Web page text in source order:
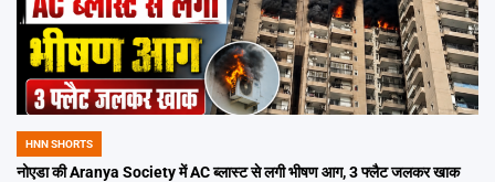
POSTED
IN
HNN SHORTS
नोएडा की Aranya Society में AC ब्लास्ट से लगी भीषण आग, 3 फ्लैट जलकर खाक